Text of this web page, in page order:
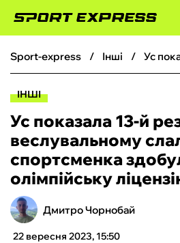
ФУТБОЛ
БОКС
ХОКЕЙ
ТЕНІС
sport-express інші
ІНШІ
Ус показала 13-й
веслувальному
спортсменка
олімпійську
Дмитро Чорнобай
22 вересня 2023, 15:50